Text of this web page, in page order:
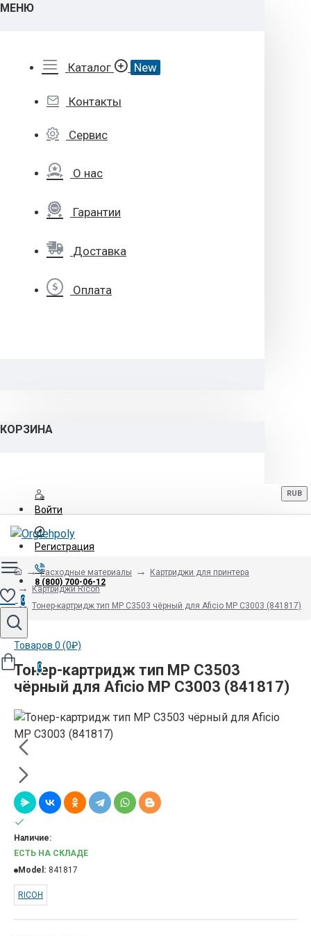
МЕНЮ
Каталог New
Контакты
Сервис
О нас
Гарантии
Доставка
Оплата
КОРЗИНА
Войти
Регистрация
8 (800) 700-06-12
RUB
0
Товаров 0 (0₽)
0
Расходные материалы
Картриджи для принтера
Картриджи Ricoh
Тонер-картридж тип MP C3503 чёрный для Aficio MP C3003 (841817)
Тонер-картридж тип MP C3503
чёрный для Aficio MP C3003 (841817)
Наличие:
ЕСТЬ НА СКЛАДЕ
Model: 841817
RICOH